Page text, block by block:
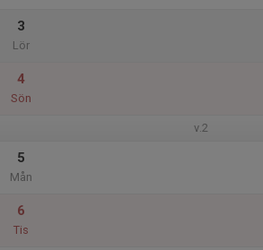
3
Lör
4
Sön
v.2
5
Mån
6
Tis